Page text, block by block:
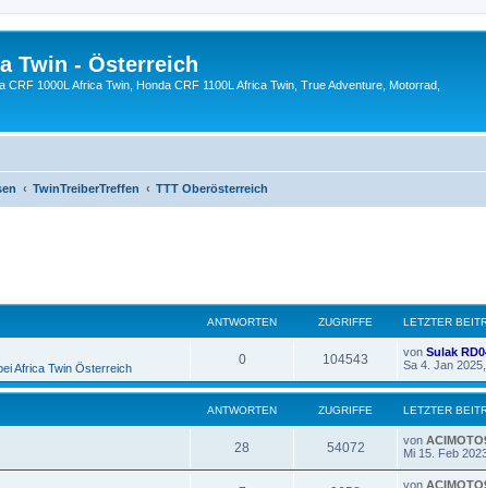
Twin - Österreich
CRF 1000L Africa Twin, Honda CRF 1100L Africa Twin, True Adventure, Motorrad,
TwinTreiberTreffen TTT Oberösterreich
ANTWORTEN ZUGRIFFE LETZTER
Africa Twin Österreich
0A
n
t
w
o
104543
u
g
i
L
e
z
e
r
B
e
i
t
von Sulak
Sa 4. Jan
ANTWORTEN ZUGRIFFE LETZTER
28
n
54072Z
u
L
e
von
Mi 15. Feb
L
von